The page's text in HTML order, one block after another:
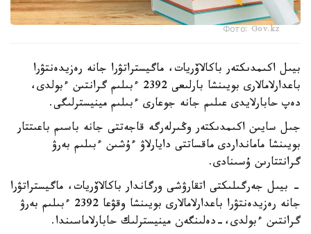
Фото: Gov.kz
بيىل اكىمدىكتەر باكالاۆريات، ماگيستراتۋرا جانە رەزيدەنتۋرا
باعدارلامالارى بويىنشا بارلىعى 2392 ءبىلىم گرانتىن ءبولدى،
دەپ حابارلايدى عىلىم جانە جوعارى ءبىلىم مينيسترلىگى.
جىل سايىن اكىمدىكتەر وڭىرلەرگە قاجەتتى جانە باسىم باعىتتار
بويىنشا مامانداردى ماقساتتى دايارلاۋ ءۇشىن ءبىلىم بەرۋ
گرانتتارىن ۇسىنادى.
- بيىل جەرگىلىكتى اتقارۋشى ورگاندار باكالاۆريات، ماگيستراتۋرا
جانە رەزيدەنتۋرا باعدارلامالارى بويىنشا وقۋعا 2392 ءبىلىم بەرۋ
گرانتىن ءبولدى،-دەلىنگەن مينيسترلىك حابارلاماسىندا.